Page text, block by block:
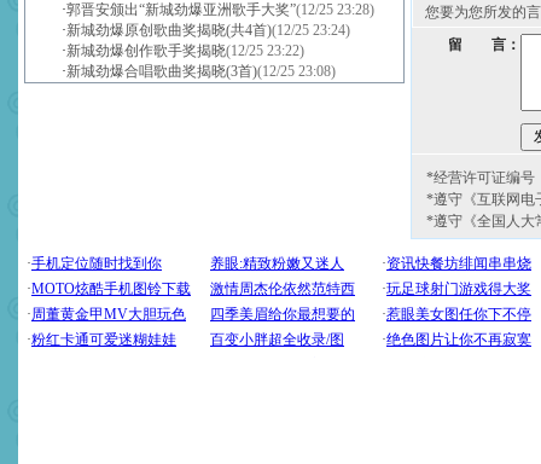
·郭晋安颁出“新城劲爆亚洲歌手大奖”(12/25 23:28)
·新城劲爆原创歌曲奖揭晓(共4首)(12/25 23:24)
·新城劲爆创作歌手奖揭晓(12/25 23:22)
·新城劲爆合唱歌曲奖揭晓(3首)(12/25 23:08)
您要为您所发的
留 言：
*经营许可证编号
*遵守《互联网电
*遵守《全国人大